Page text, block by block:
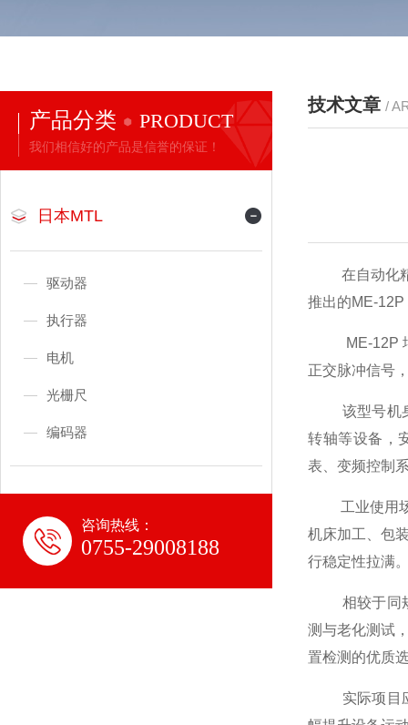
产品分类 PRODUCT
我们相信好的产品是信誉的保证！
日本MTL
驱动器
执行器
电机
光栅尺
编码器
咨询热线：
0755-29008188
技术文章 /
在自动化精
推出的ME-
ME-12P 增
正交脉冲信号
该型号机身
转轴等设备，
表、变频控制
工业使用场
机床加工、包
行稳定性拉满
相较于同规
测与老化测试
置检测的优质
实际项目应